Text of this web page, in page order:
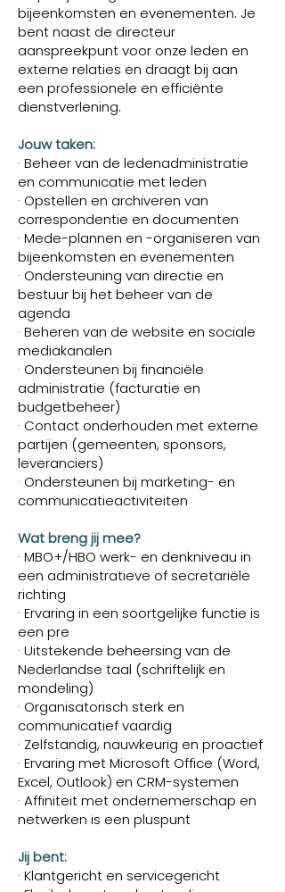
bijeenkomsten en evenementen. Je
bent naast de directeur
aanspreekpunt voor onze leden en
externe relaties en draagt bij aan
een professionele en efficiënte
dienstverlening.
Jouw taken:
· Beheer van de ledenadministratie
en communicatie met leden
· Opstellen en archiveren van
correspondentie en documenten
· Mede-plannen en -organiseren van
bijeenkomsten en evenementen
· Ondersteuning van directie en
bestuur bij het beheer van de
agenda
· Beheren van de website en sociale
mediakanalen
· Ondersteunen bij financiële
administratie (facturatie en
budgetbeheer)
· Contact onderhouden met externe
partijen (gemeenten, sponsors,
leveranciers)
· Ondersteunen bij marketing- en
communicatieactiviteiten
Wat breng jij mee?
· MBO+/HBO werk- en denkniveau in
een administratieve of secretariële
richting
· Ervaring in een soortgelijke functie is
een pre
· Uitstekende beheersing van de
Nederlandse taal (schriftelijk en
mondeling)
· Organisatorisch sterk en
communicatief vaardig
· Zelfstandig, nauwkeurig en proactief
· Ervaring met Microsoft Office (Word,
Excel, Outlook) en CRM-systemen
· Affiniteit met ondernemerschap en
netwerken is een pluspunt
Jij bent:
· Klantgericht en servicegericht